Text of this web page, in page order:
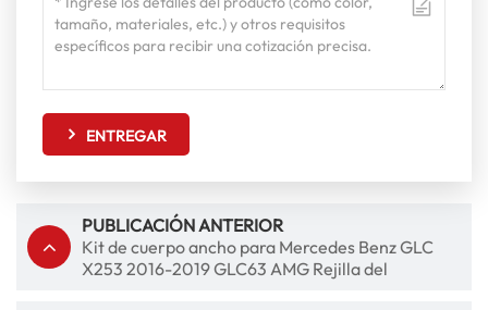
ENTREGAR
PUBLICACIÓN ANTERIOR
Kit de cuerpo ancho para Mercedes Benz GLC
X253 2016-2019 GLC63 AMG Rejilla del